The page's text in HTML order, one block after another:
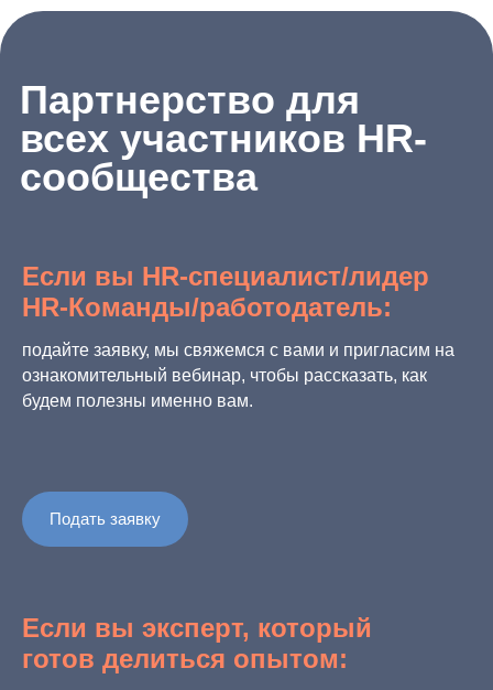
Если вы HR-специалист/лидер
HR-Команды/работодатель:
подайте заявку, мы свяжемся с вами и пригласим на
ознакомительный вебинар, чтобы рассказать, как
будем полезны именно вам.
Подать заявку
Если вы эксперт, который
готов делиться опытом: